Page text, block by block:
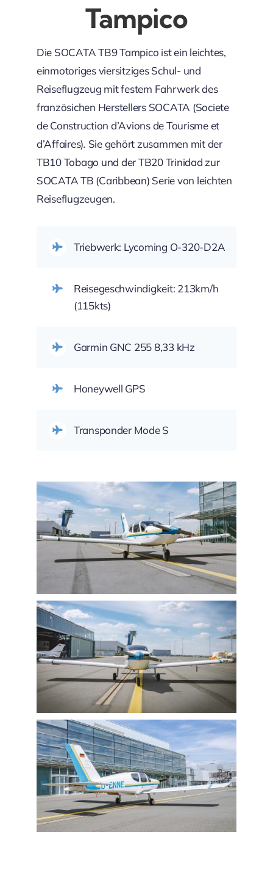
Tampico
Die SOCATA TB9 Tampico ist ein leichtes,
einmotoriges viersitziges Schul- und
Reiseflugzeug mit festem Fahrwerk des
französichen Herstellers SOCATA (Societe
de Construction d’Avions de Tourisme et
d’Affaires). Sie gehört zusammen mit der
TB10 Tobago und der TB20 Trinidad zur
SOCATA TB (Caribbean) Serie von leichten
Reiseflugzeugen.
Triebwerk: Lycoming O-320-D2A
Reisegeschwindigkeit: 213km/h
(115kts)
Garmin GNC 255 8,33 kHz
Honeywell GPS
Transponder Mode S